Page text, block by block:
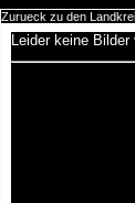
Zurueck zu den
Leider keine Bilder